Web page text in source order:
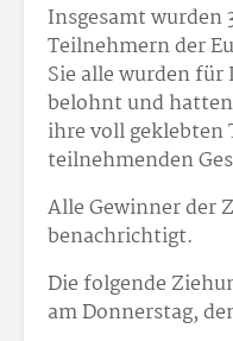
Insgesamt wurden
Teilnehmern der
Sie alle wurden
belohnt und
ihre voll geklebten
teilnehmenden
Alle Gewinner der
benachrichtigt.
Die folgende
am Donnerstag,